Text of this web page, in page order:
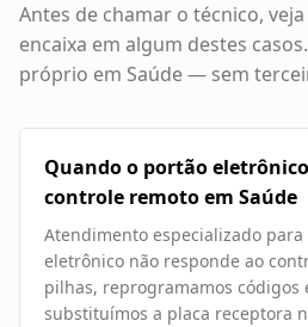
Antes de chamar o técnico,
encaixa em algum destes
próprio em Saúde— sem
Quando o portão
controle remoto em Saúde
Atendimento especializado
eletrônico não responde ao
pilhas, reprogramamos códigos
substituímos a placa receptora